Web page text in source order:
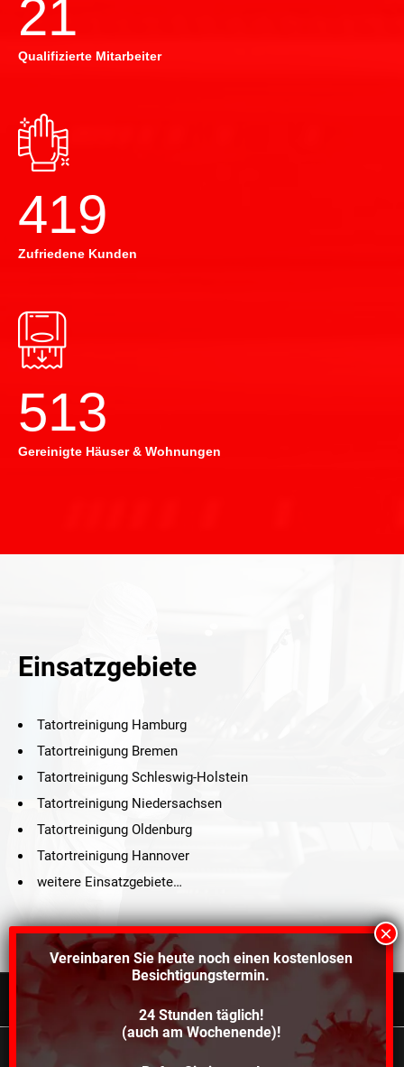
22
Qualifizierte Mitarbeiter
420
Zufriedene Kunden
514
Gereinigte Häuser & Wohnungen
Einsatzgebiete
Tatortreinigung Hamburg
Tatortreinigung Bremen
Tatortreinigung Schleswig-Holstein
Tatortreinigung Niedersachsen
Tatortreinigung Oldenburg
Tatortreinigung Hannover
weitere Einsatzgebiete…
©2021 Schröders Service Team Nord, All Rights Reserved.
Schroeder Service Team Nord
Vereinbaren Sie heute noch einen kostenlosen
Besichtigungstermin.
24 Stunden täglich!
(auch am Wochenende)!